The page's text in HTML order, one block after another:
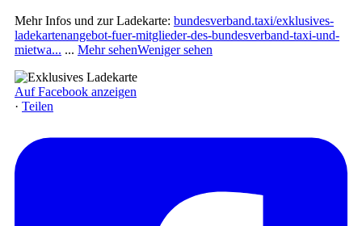
Mehr Infos und zur Ladekarte: bundesverband.taxi/exklusives-
ladekartenangebot-fuer-mitglieder-des-bundesverband-taxi-und-
mietwa... ... Mehr sehenWeniger sehen
Auf Facebook anzeigen
· Teilen